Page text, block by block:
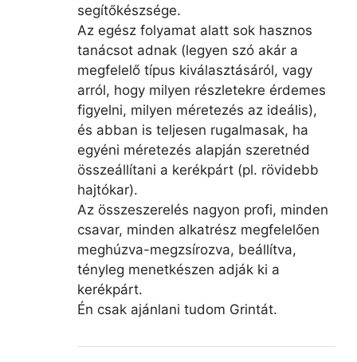
segítőkészsége.
Az egész folyamat alatt sok hasznos
tanácsot adnak (legyen szó akár a
megfelelő típus kiválasztásáról, vagy
arról, hogy milyen részletekre érdemes
figyelni, milyen méretezés az ideális),
és abban is teljesen rugalmasak, ha
egyéni méretezés alapján szeretnéd
összeállítani a kerékpárt (pl. rövidebb
hajtókar).
Az összeszerelés nagyon profi, minden
csavar, minden alkatrész megfelelően
meghúzva-megzsírozva, beállítva,
tényleg menetkészen adják ki a
kerékpárt.
Én csak ajánlani tudom Grintát.